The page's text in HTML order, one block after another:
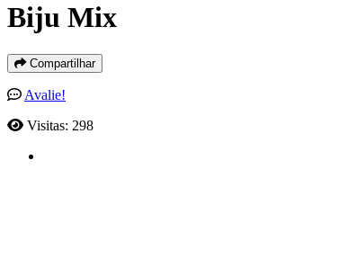
Biju Mix
Compartilhar
Avalie!
Visitas: 298